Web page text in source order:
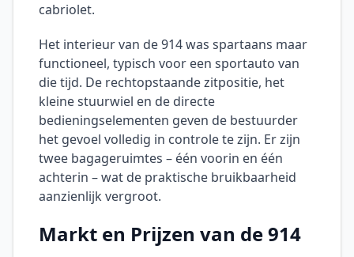
cabriolet.
Het interieur van de 914 was spartaans maar
functioneel, typisch voor een sportauto van
die tijd. De rechtopstaande zitpositie, het
kleine stuurwiel en de directe
bedieningselementen geven de bestuurder
het gevoel volledig in controle te zijn. Er zijn
twee bagageruimtes – één voorin en één
achterin – wat de praktische bruikbaarheid
aanzienlijk vergroot.
Markt en Prijzen van de 914